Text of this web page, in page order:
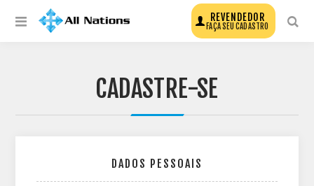
REVENDEDOR
FAÇA SEU CADASTRO
CADASTRE-SE
DADOS PESSOAIS